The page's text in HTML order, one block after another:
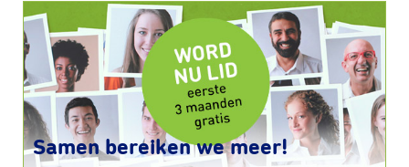
Samen bereiken we meer!